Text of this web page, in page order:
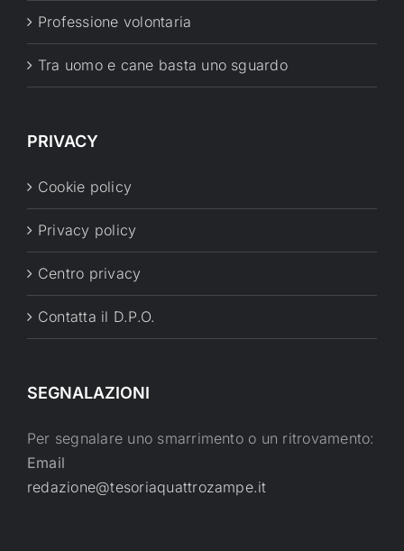
Professione volontaria
Tra uomo e cane basta uno sguardo
PRIVACY
Cookie policy
Privacy policy
Centro privacy
Contatta il D.P.O.
SEGNALAZIONI
Per segnalare uno smarrimento o un ritrovamento:
Email
redazione@tesoriaquattrozampe.it